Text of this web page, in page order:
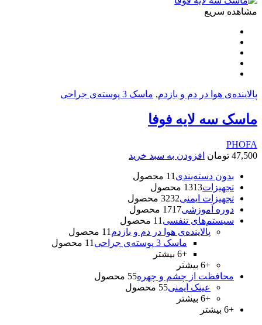
مشاهده سریع
پالاینده‌ی هوا در دم و بازدم, ماسک 3 پوسته‌‌ی جراحی
ماسک سه لایه فوفا
PHOFA
47,500 تومان افزودن به سبد خرید
بدون دسته‌بندی 1 1 محصول
تجهیزات
1313 محصول
تجهیزات ایمنی
3232 محصول
دوره آموزشی
1717 محصول
سیستم‌های تنفسی
1 1 محصول
پالاینده‌ی هوا در دم و بازدم
1 1 محصول
ماسک 3 پوسته‌‌ی جراحی
1 1 محصول
+6 بیشتر
+6 بیشتر
محافظت از چشم و چهره 55 محصول
عینک ايمنی 55 محصول
+6 بیشتر
+6 بیشتر